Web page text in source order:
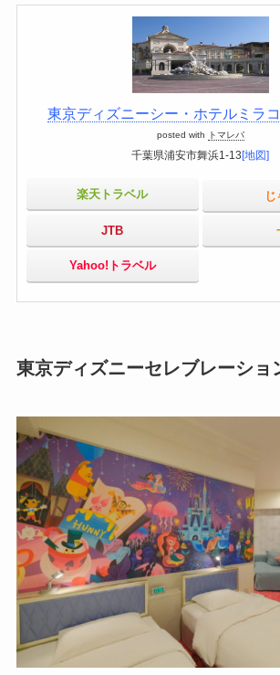
東京ディズニーシー・ホテルミラコ
posted with トマレバ
千葉県浦安市舞浜1-13 [地図]
楽天トラベル
JTB
Yahoo!トラベル
東京ディズニーセレブレーショ